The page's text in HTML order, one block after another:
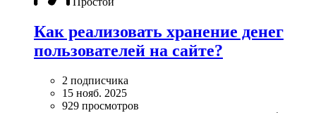
Как реализовать хранение денег
пользователей на сайте?
2 подписчика
15 нояб. 2025
929 просмотров